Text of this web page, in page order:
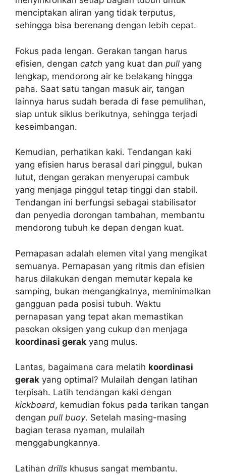
menciptakan aliran yang tidak terputus,
sehingga bisa berenang dengan lebih cepat.
Fokus pada lengan. Gerakan tangan harus
efisien, dengan catch yang kuat dan pull yang
lengkap, mendorong air ke belakang hingga
paha. Saat satu tangan masuk air, tangan
lainnya harus sudah berada di fase pemulihan,
siap untuk siklus berikutnya, sehingga terjadi
keseimbangan.
Kemudian, perhatikan kaki. Tendangan kaki
yang efisien harus berasal dari pinggul, bukan
lutut, dengan gerakan menyerupai cambuk
yang menjaga pinggul tetap tinggi dan stabil.
Tendangan ini berfungsi sebagai stabilisator
dan penyedia dorongan tambahan, membantu
mendorong tubuh ke depan dengan kuat.
Pernapasan adalah elemen vital yang mengikat
semuanya. Pernapasan yang ritmis dan efisien
harus dilakukan dengan memutar kepala ke
samping, bukan mengangkatnya, meminimalkan
gangguan pada posisi tubuh. Waktu
pernapasan yang tepat akan memastikan
pasokan oksigen yang cukup dan menjaga
koordinasi gerak yang mulus.
Lantas, bagaimana cara melatih koordinasi
gerak yang optimal? Mulailah dengan latihan
terpisah. Latih tendangan kaki dengan
kickboard, kemudian fokus pada tarikan tangan
dengan pull buoy. Setelah masing-masing
bagian terasa nyaman, mulailah
menggabungkannya.
Latihan drills khusus sangat membantu.